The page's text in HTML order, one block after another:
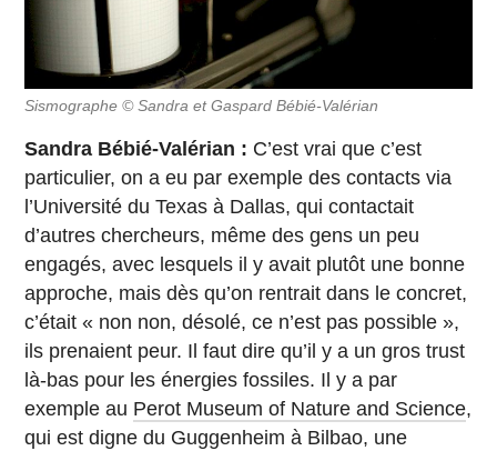
Sismographe © Sandra et Gaspard Bébié-Valérian
Sandra Bébié-Valérian : C’est vrai que c’est
particulier, on a eu par exemple des contacts via
l’Université du Texas à Dallas, qui contactait
d’autres chercheurs, même des gens un peu
engagés, avec lesquels il y avait plutôt une bonne
approche, mais dès qu’on rentrait dans le concret,
c’était « non non, désolé, ce n’est pas possible »,
ils prenaient peur. Il faut dire qu’il y a un gros trust
là-bas pour les énergies fossiles. Il y a par
exemple au Perot Museum of Nature and Science,
qui est digne du Guggenheim à Bilbao, une